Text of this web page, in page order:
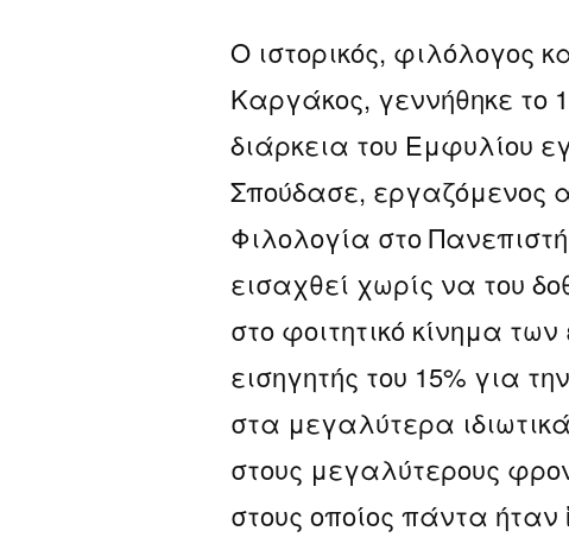
Ο ιστορικός, φιλόλογος
Καργάκος, γεννήθηκε το
διάρκεια του Εμφυλίου
Σπούδασε, εργαζόμενος
Φιλολογία στο
εισαχθεί χωρίς να του
στο φοιτητικό κίνημα
εισηγητής του 15% για
στα μεγαλύτερα
στους μεγαλύτερους
στους οποίος πάντα ήταν